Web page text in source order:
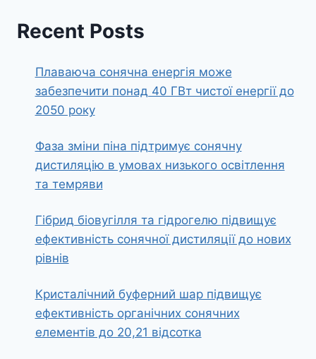
Recent Posts
Плаваюча сонячна енергія може
забезпечити понад 40 ГВт чистої енергії до
2050 року
Фаза зміни піна підтримує сонячну
дистиляцію в умовах низького освітлення
та темряви
Гібрид біовугілля та гідрогелю підвищує
ефективність сонячної дистиляції до нових
рівнів
Кристалічний буферний шар підвищує
ефективність органічних сонячних
елементів до 20,21 відсотка